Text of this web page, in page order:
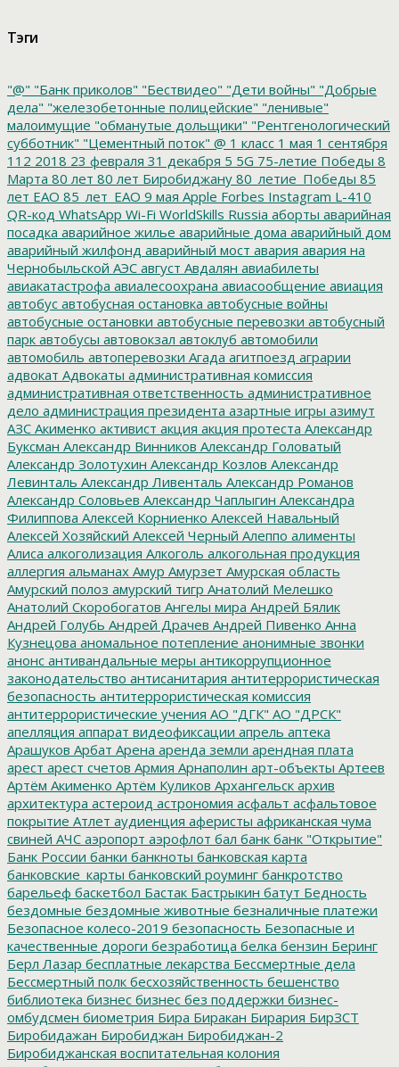
Тэги
"@" "Банк приколов" "Бествидео" "Дети войны" "Добрые
дела" "железобетонные полицейские" "ленивые"
малоимущие "обманутые дольщики" "Рентгенологический
субботник" "Цементный поток" @ 1 класс 1 мая 1 сентября
112 2018 23 февраля 31 декабря 5 5G 75-летие Победы 8
Марта 80 лет 80 лет Биробиджану 80_летие_Победы 85
лет ЕАО 85_лет_ЕАО 9 мая Apple Forbes Instagram L-410
QR-код WhatsApp Wi-Fi WorldSkills Russia аборты аварийная
посадка аварийное жилье аварийные дома аварийный дом
аварийный жилфонд аварийный мост авария авария на
Чернобыльской АЭС август Авдалян авиабилеты
авиакатастрофа авиалесоохрана авиасообщение авиация
автобус автобусная остановка автобусные войны
автобусные остановки автобусные перевозки автобусный
парк автобусы автовокзал автоклуб автомобили
автомобиль автоперевозки Агада агитпоезд аграрии
адвокат Адвокаты административная комиссия
административная ответственность административное
дело администрация президента азартные игры азимут
АЗС Акименко активист акция акция протеста Александр
Буксман Александр Винников Александр Головатый
Александр Золотухин Александр Козлов Александр
Левинталь Александр Ливенталь Александр Романов
Александр Соловьев Александр Чаплыгин Александра
Филиппова Алексей Корниенко Алексей Навальный
Алексей Хозяйский Алексей Черный Алеппо алименты
Алиса алкоголизация Алкоголь алкогольная продукция
аллергия альманах Амур Амурзет Амурская область
Амурский полоз амурский тигр Анатолий Мелешко
Анатолий Скоробогатов Ангелы мира Андрей Бялик
Андрей Голубь Андрей Драчев Андрей Пивенко Анна
Кузнецова аномальное потепление анонимные звонки
анонс антивандальные меры антикоррупционное
законодательство антисанитария антитеррористическая
безопасность антитеррористическая комиссия
антитеррористические учения АО "ДГК" АО "ДРСК"
апелляция аппарат видеофиксации апрель аптека
Арашуков Арбат Арена аренда земли арендная плата
арест арест счетов Армия Арнаполин арт-объекты Артеев
Артём Акименко Артём Куликов Архангельск архив
архитектура астероид астрономия асфальт асфальтовое
покрытие Атлет аудиенция аферисты африканская чума
свиней АЧС аэропорт аэрофлот бал банк банк "Открытие"
Банк России банки банкноты банковская карта
банковские_карты банковский роуминг банкротство
барельеф баскетбол Бастак Бастрыкин батут Бедность
бездомные бездомные животные безналичные платежи
Безопасное колесо-2019 безопасность Безопасные и
качественные дороги безработица белка бензин Беринг
Берл Лазар бесплатные лекарства Бессмертные дела
Бессмертный полк бесхозяйственность бешенство
библиотека бизнес бизнес без поддержки бизнес-
омбудсмен биометрия Бира Биракан Бирария БирЗСТ
Биробидажан Биробиджан Биробиджан-2
Биробиджанская воспитательная колония